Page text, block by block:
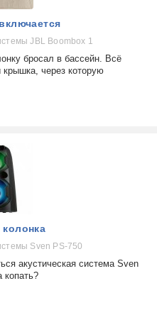
JBL Boombox 1
бросал в бассейн. Всё
крышка, через которую
Sven PS-750
акустическая система Sven
копать?